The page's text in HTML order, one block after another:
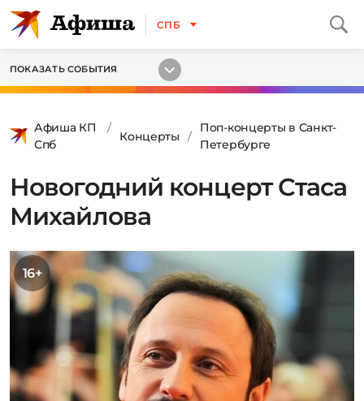
СПБ
ПОКАЗАТЬ СОБЫТИЯ
Афиша КП
Спб
Концерты
Поп-концерты в Санкт-
Петербурге
Новогодний концерт Стаса
Михайлова
16+